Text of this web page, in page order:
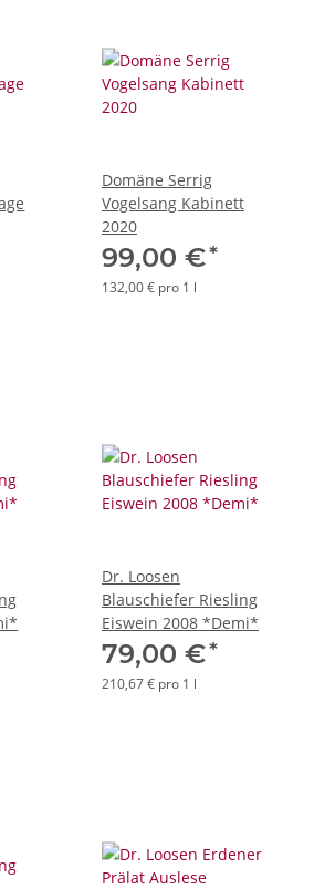
Domäne Serrig
Vogelsang Kabinett
2020
99,00 €*
132,00 € pro 1 l
Dr. Loosen
Blauschiefer Riesling
Eiswein 2008 *Demi*
79,00 €*
210,67 € pro 1 l